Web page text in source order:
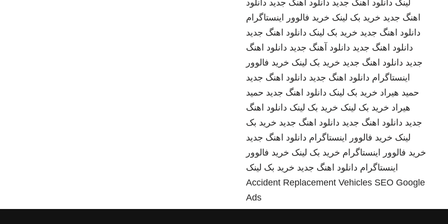
لینک دانلود اهنگ جدید دانلود اهنگ جدید دانلود
اهنگ جدید خرید بک لینک خرید فالوور اینستاگرام
دانلود اهنگ جدید خرید بک لینک دانلود اهنگ جدید
دانلود اهنگ جدید دانلود آهنگ جدید دانلود اهنگ
جدید دانلود اهنگ جدید خرید بک لینک خرید فالوور
اینستاگرام دانلود اهنگ جدید دانلود اهنگ جدید
حمید هیراد خرید بک لینک دانلود اهنگ جدید حمید
هیراد خرید بک لینک خرید بک لینک دانلود اهنگ
جدید دانلود اهنگ جدید دانلود اهنگ جدید خرید بک
لینک خرید فالوور اینستاگرام دانلود اهنگ جدید
خرید فالوور اینستاگرام خرید بک لینک خرید فالوور
اینستاگرام دانلود اهنگ جدید خرید بک لینک
Accident Replacement Vehicles SEO Google
Ads